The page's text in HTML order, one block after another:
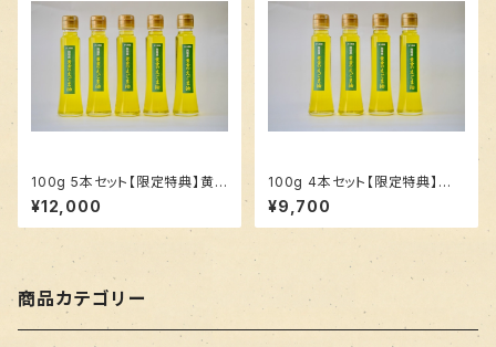
100g 5本セット【限定特典】黄
金のえごま油
¥12,000
100g 4本セット【限定特典】黄
金のえごま油
¥9,700
商品カテゴリー